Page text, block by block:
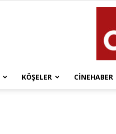
KÖŞELER CINEHABER